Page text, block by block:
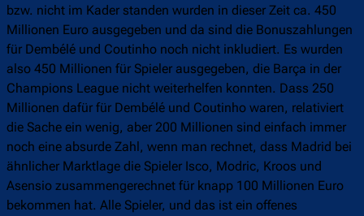
bzw. nicht im Kader standen wurden in dieser Zeit ca. 450
Millionen Euro ausgegeben und da sind die Bonuszahlungen
für Dembélé und Coutinho noch nicht inkludiert. Es wurden
also 450 Millionen für Spieler ausgegeben, die Barça in der
Champions League nicht weiterhelfen konnten. Dass 250
Millionen dafür für Dembélé und Coutinho waren, relativiert
die Sache ein wenig, aber 200 Millionen sind einfach immer
noch eine absurde Zahl, wenn man rechnet, dass Madrid bei
ähnlicher Marktlage die Spieler Isco, Modric, Kroos und
Asensio zusammengerechnet für knapp 100 Millionen Euro
bekommen hat. Alle Spieler, und das ist ein offenes